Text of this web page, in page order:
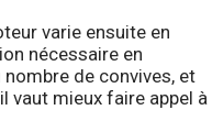
varie ensuite en
nécessaire en
de convives, et
vaut mieux faire appel à